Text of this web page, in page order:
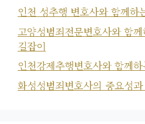
인천 성추행 변호사와 함께하
고양성범죄전문변호사와 함
길잡이
인천강제추행변호사와 함께
화성성범죄변호사의 중요성